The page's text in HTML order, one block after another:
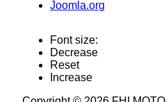
Joomla.org
Font size:
Decrease
Reset
Increase